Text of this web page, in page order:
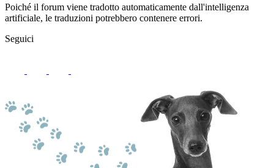
Poiché il forum viene tradotto automaticamente dall'intelligenza
artificiale, le traduzioni potrebbero contenere errori.
Seguici